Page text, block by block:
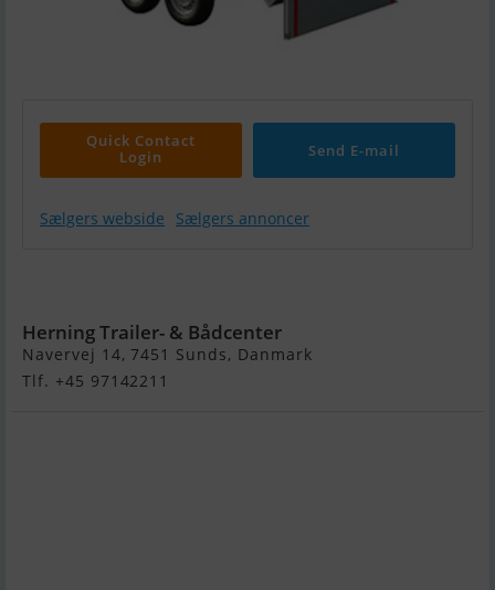
Quick Contact
Login
Send E-mail
Sælgers webside Sælgers annoncer
Herning Trailer- & Bådcenter
Navervej 14, 7451 Sunds, Danmark
Tlf. +45 97142211